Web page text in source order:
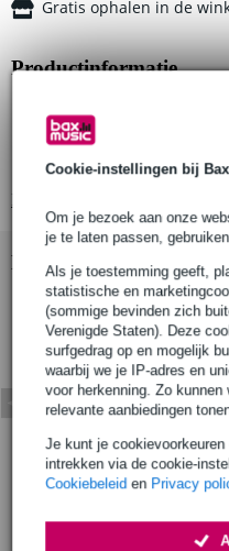
Cookie-instellingen bij
Om je bezoek aan onze
je te laten passen,
Als je toestemming geeft,
statistische en
(sommige bevinden zich
Verenigde Staten). Deze
surfgedrag op en mogelijk
waarbij we je IP-adres en
voor herkenning. Zo kunnen
relevante aanbiedingen
Je kunt je
intrekken via de cookie-
Cookiebeleid en Privacy
Gratis ophalen in de
Productinformatie
gezoomd
montageringen aan alle
Bekijk ook eens (1)